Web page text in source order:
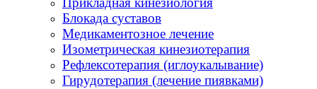
Блокада суставов
Медикаментозное лечение
Изометрическая кинезиотерапия
Рефлексотерапия (иглоукалывание)
Гирудотерапия (лечение пиявками)